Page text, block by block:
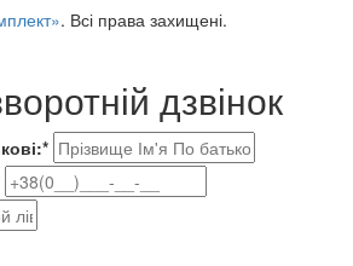
. Всі права захищені.
дзвінок